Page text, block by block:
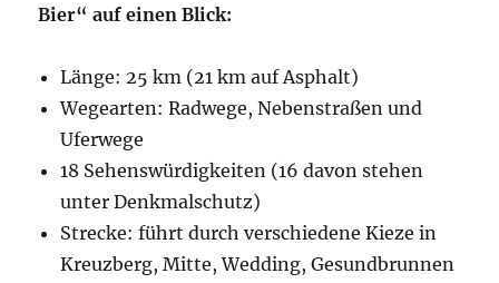
Bier“ auf einen Blick:
Länge: 25 km (21 km auf Asphalt)
Wegearten: Radwege, Nebenstraßen und
Uferwege
18 Sehenswürdigkeiten (16 davon stehen
unter Denkmalschutz)
Strecke: führt durch verschiedene Kieze in
Kreuzberg, Mitte, Wedding, Gesundbrunnen